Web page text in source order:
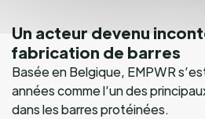
Un acteur devenu
fabrication de barres
Basée en Belgique, EMPWR
années comme l’un des
dans les barres protéinées.